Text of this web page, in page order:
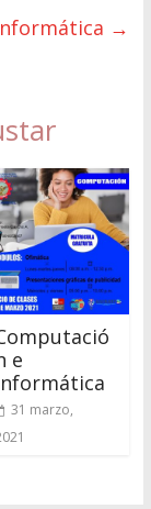
→
e
31 marzo,